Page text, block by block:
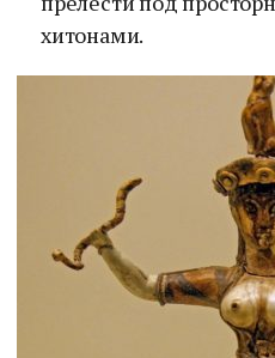
хитонами.